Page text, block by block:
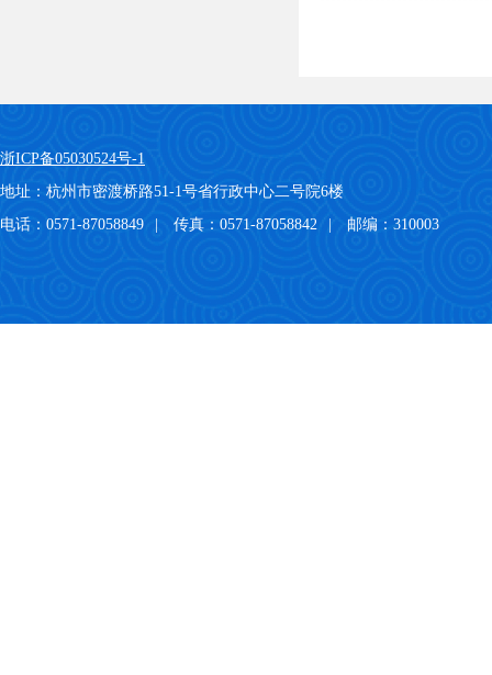
浙ICP备05030524号-1
地址：杭州市密渡桥路51-1号省行政中心二号院6楼
电话：0571-87058849
传真：0571-87058842 邮编：310003